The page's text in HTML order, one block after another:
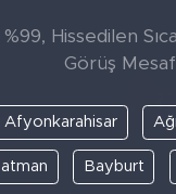
Hissedilen
Görüş
Afyonkarahisar
Bayburt